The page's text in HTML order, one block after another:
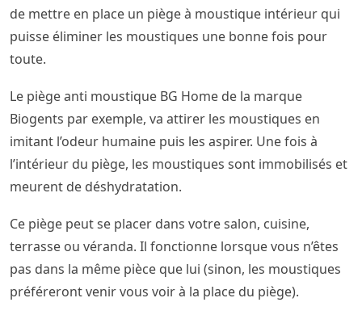
de mettre en place un piège à moustique intérieur qui
puisse éliminer les moustiques une bonne fois pour
toute.
Le piège anti moustique BG Home de la marque
Biogents par exemple, va attirer les moustiques en
imitant l’odeur humaine puis les aspirer. Une fois à
l’intérieur du piège, les moustiques sont immobilisés et
meurent de déshydratation.
Ce piège peut se placer dans votre salon, cuisine,
terrasse ou véranda. Il fonctionne lorsque vous n’êtes
pas dans la même pièce que lui (sinon, les moustiques
préféreront venir vous voir à la place du piège).